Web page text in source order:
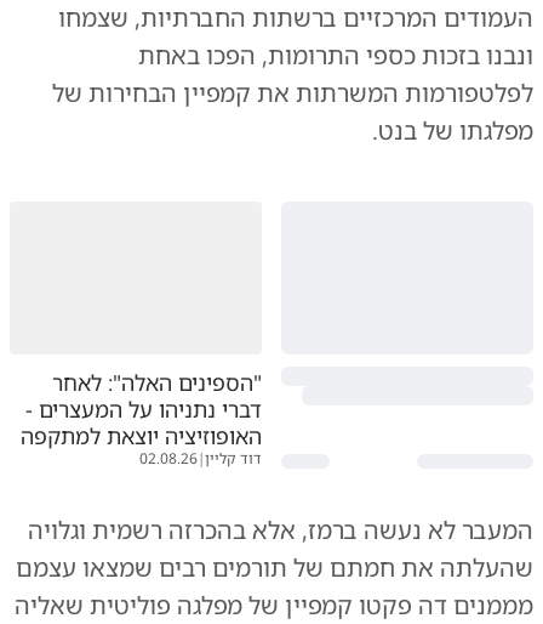
העמודים המרכזיים ברשתות החברתיות, שצמחו
ונבנו בזכות כספי התרומות, הפכו באחת
לפלטפורמות המשרתות את קמפיין הבחירות של
מפלגתו של בנט.
"הספינים האלה": לאחר
דברי נתניהו על המעצרים -
האופוזיציה יוצאת למתקפה
דוד קליין|
02.08.26
המעבר לא נעשה ברמז, אלא בהכרזה רשמית וגלויה
שהעלתה את חמתם של תורמים רבים שמצאו עצמם
מממנים דה פקטו קמפיין של מפלגה פוליטית שאליה